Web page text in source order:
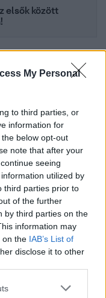
My Personal
to third parties, or
information for
below opt-out
note that after your
seeing
utilized by
third parties prior to
of the further
by third parties on the
information may
on the IAB’s List of
disclose it to other
or more Google
elsők között
hírekről a